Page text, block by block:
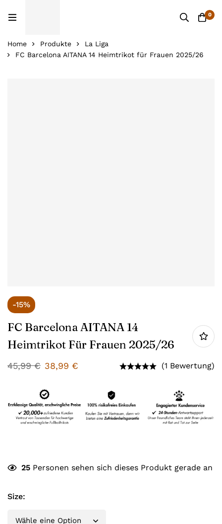
0
Home Produkte
La Liga
FC Barcelona AITANA 14 Heimtrikot für Frauen 2025/26
-15%
FC Barcelona AITANA 14
Heimtrikot Für Frauen 2025/26
45,99€ 38,99 € (1 Bewertung)
25 Personen sehen sich dieses Produkt gerade an
Size: